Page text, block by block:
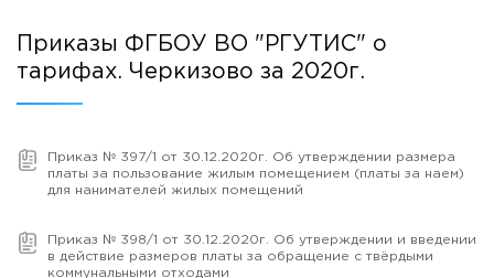
Приказы ФГБОУ ВО "РГУТИС" о
тарифах. Черкизово за 2020г.
Приказ № 397/1 от 30.12.2020г. Об утверждении размера
платы за пользование жилым помещением (платы за наем)
для нанимателей жилых помещений
Приказ № 398/1 от 30.12.2020г. Об утверждении и введении
в действие размеров платы за обращение с твёрдыми
коммунальными отходами